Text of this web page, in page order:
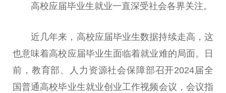
高校应届毕业生就业一直深受社会各界关注。
近几年来，高校应届毕业生数据持续走高，这
也意味着高校应届毕业生面临着就业难的局面。日
前，教育部、人力资源社会保障部召开2024届全
国普通高校毕业生就业创业工作视频会议，会议指